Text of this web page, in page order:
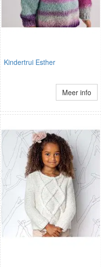
Kindertrui Esther
Meer info